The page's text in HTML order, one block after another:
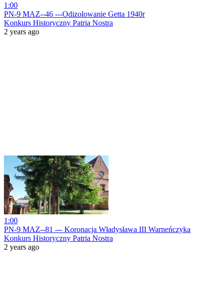
1:00
PN-9 MAZ--46 ---Odizolowanie Getta 1940r
Konkurs Historyczny Patria Nostra
2 years ago
1:00
PN-9 MAZ--81 --- Koronacja Władysława III Warneńczyka
Konkurs Historyczny Patria Nostra
2 years ago